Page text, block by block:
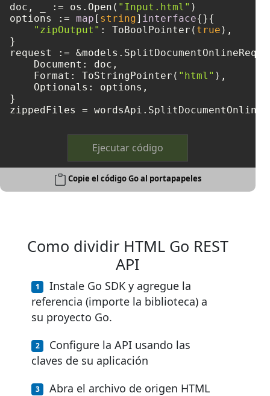
doc, _ := os.Open( "Input.html" )
options := map [ string] interface{}{
"zipOutput" : ToBoolPointer( true ),
}
request :=
    Document: doc,
    Format: ToStringPointer(
"html" ),
    Optionals: options,
}
zippedFiles =
Ejecutar código
Copie el código Go al portapapeles
Como dividir HTML Go REST
API
Instale Go SDK y agregue la
referencia (importe la biblioteca) a
su proyecto Go.
Configure la API usando las
claves de su aplicación
Abra el archivo de origen HTML